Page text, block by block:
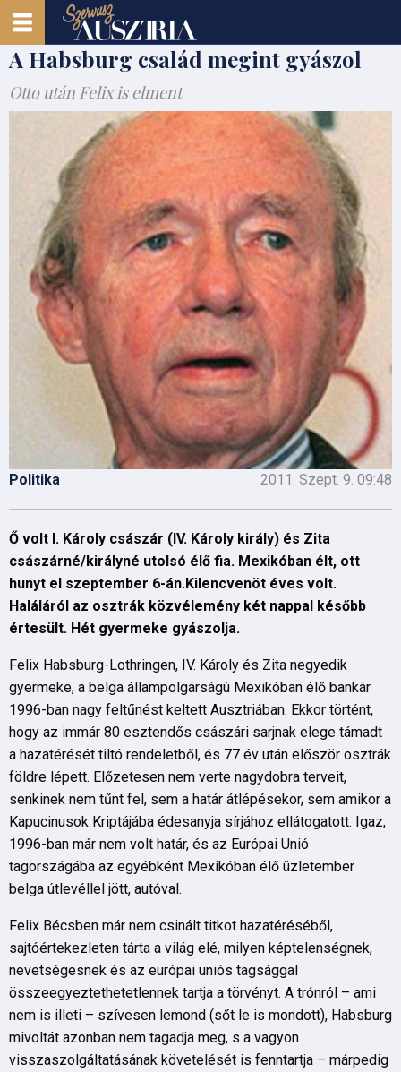
A Habsburg család megint gyászol
Otto után Felix is elment
Politika 2011. Szept. 9. 09:48
Ő volt I. Károly császár (IV. Károly király) és Zita
császárné/királyné utolsó élő fia. Mexikóban élt, ott
hunyt el szeptember 6-án.Kilencvenöt éves volt.
Haláláról az osztrák közvélemény két nappal később
értesült. Hét gyermeke gyászolja.
Felix Habsburg-Lothringen, IV. Károly és Zita negyedik
gyermeke, a belga állampolgárságú Mexikóban élő bankár
1996-ban nagy feltűnést keltett Ausztriában. Ekkor történt,
hogy az immár 80 esztendős császári sarjnak elege támadt
a hazatérését tiltó rendeletből, és 77 év után először osztrák
földre lépett. Előzetesen nem verte nagydobra terveit,
senkinek nem tűnt fel, sem a határ átlépésekor, sem amikor a
Kapucinusok Kriptájába édesanyja sírjához ellátogatott. Igaz,
1996-ban már nem volt határ, és az Európai Unió
tagországába az egyébként Mexikóban élő üzletember
belga útlevéllel jött, autóval.
Felix Bécsben már nem csinált titkot hazatéréséből,
sajtóértekezleten tárta a világ elé, milyen képtelenségnek,
nevetségesnek és az európai uniós tagsággal
összeegyeztethetetlennek tartja a törvényt. A trónról – ami
nem is illeti – szívesen lemond (sőt le is mondott), Habsburg
mivoltát azonban nem tagadja meg, s a vagyon
visszaszolgáltatásának követelését is fenntartja – márpedig